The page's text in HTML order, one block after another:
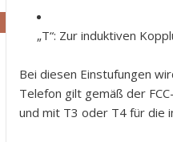
„T“: Zur induktiven
Bei diesen Einstufungen
Telefon gilt gemäß der
und mit T3 oder T4 für die